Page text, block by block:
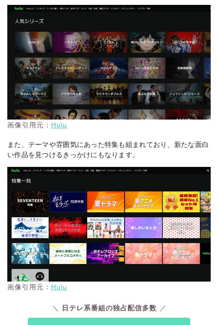
画像引用元： Hulu
また、テーマや雰囲気にあった特集も組まれており、新たな面白
い作品を見つけるきっかけにもなります。
画像引用元： Hulu
日テレ系番組の独占配信多数